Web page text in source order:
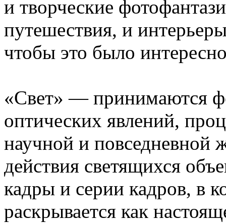
и творческие
путешествия, и
чтобы это было
«Свет» — принимаются
оптических явлений,
научной и повседневной
действия светящихся
кадры и серии кадров, в
раскрывается как